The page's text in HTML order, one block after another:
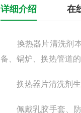
详细介绍 在
换热器片清洗剂本
备、锅炉、换热管道
换热器片清洗剂生
佩戴乳胶手套、防